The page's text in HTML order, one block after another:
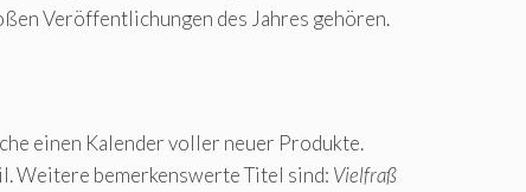
Veröffentlichungen des Jahres gehören.
einen Kalender voller neuer Produkte.
Weitere bemerkenswerte Titel sind: Vielfraß